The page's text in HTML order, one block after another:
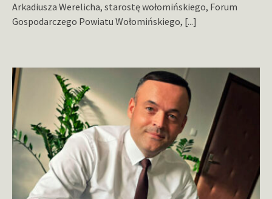
Arkadiusza Werelicha, starostę wołomińskiego, Forum
Gospodarczego Powiatu Wołomińskiego, [...]